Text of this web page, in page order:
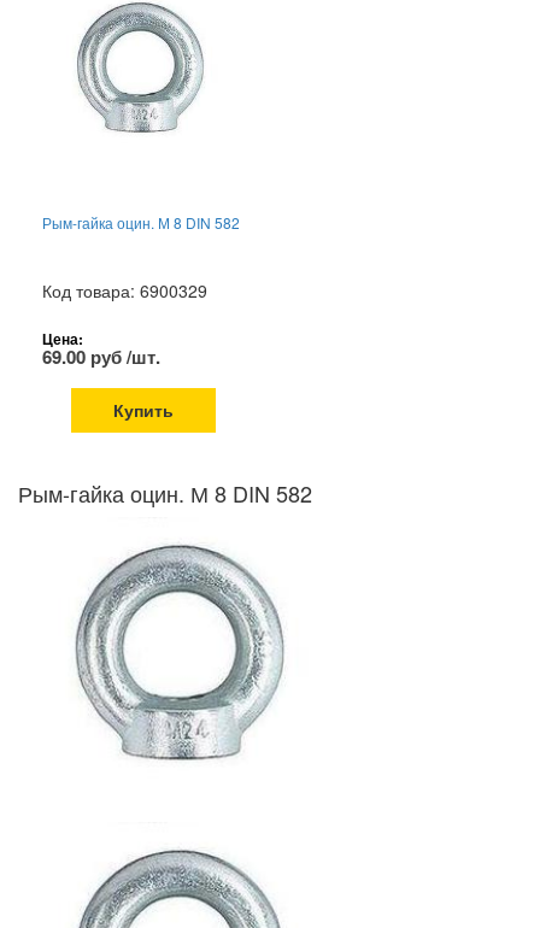
Рым-гайка оцин. М 8 DIN 582
Код товара: 6900329
Цена:
69.00 руб /шт.
Купить
Рым-гайка оцин. М 8 DIN 582